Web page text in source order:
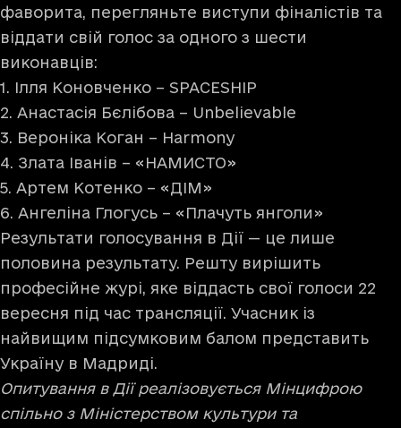
фаворита, перегляньте виступи фіналістів та
віддати свій голос за одного з шести
виконавців:
1. Ілля Коновченко – SPACESHIP
2. Анастасія Бєлібова – Unbelievable
3. Вероніка Коган – Harmony
4. Злата Іванів – «НАМИСТО»
5. Артем Котенко – «ДІМ»
6. Ангеліна Глогусь – «Плачуть янголи»
Результати голосування в Дії — це лише
половина результату. Решту вирішить
професійне журі, яке віддасть свої голоси 22
вересня під час трансляції. Учасник із
найвищим підсумковим балом представить
Україну в Мадриді.
Опитування в Дії реалізовується Мінцифрою
спільно з Міністерством культури та